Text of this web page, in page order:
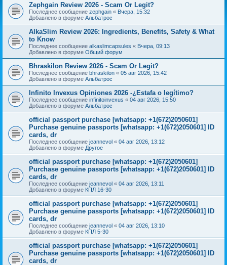
Zephgain Review 2026 - Scam Or Legit?
Последнее сообщение zephgain « Вчера, 15:32
Добавлено в форуме Альбатрос
AlkaSlim Review 2026: Ingredients, Benefits, Safety & What
to Know
Последнее сообщение alkaslimcapsules « Вчера, 09:13
Добавлено в форуме Общий форум
Bhraskilon Review 2026 - Scam Or Legit?
Последнее сообщение bhraskilon « 05 авг 2026, 15:42
Добавлено в форуме Альбатрос
Infinito Invexus Opiniones 2026 -¿Estafa o legítimo?
Последнее сообщение infinitoinvexus « 04 авг 2026, 15:50
Добавлено в форуме Альбатрос
official passport purchase [whatsapp: +1(672)2050601]
Purchase genuine passports [whatsapp: +1(672)2050601] ID
cards, dr
Последнее сообщение jeannevol « 04 авг 2026, 13:12
Добавлено в форуме Другое
official passport purchase [whatsapp: +1(672)2050601]
Purchase genuine passports [whatsapp: +1(672)2050601] ID
cards, dr
Последнее сообщение jeannevol « 04 авг 2026, 13:11
Добавлено в форуме КПЛ 16-30
official passport purchase [whatsapp: +1(672)2050601]
Purchase genuine passports [whatsapp: +1(672)2050601] ID
cards, dr
Последнее сообщение jeannevol « 04 авг 2026, 13:10
Добавлено в форуме КПЛ 5-30
official passport purchase [whatsapp: +1(672)2050601]
Purchase genuine passports [whatsapp: +1(672)2050601] ID
cards, dr